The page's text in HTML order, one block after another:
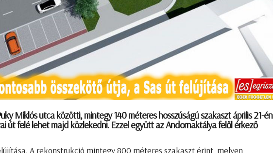
Miklós utca közötti, mintegy 140 méteres hosszúságú szakaszt április 21-én
út felé lehet majd közlekedni. Ezzel együtt az Andornaktálya felől érkező
A rekonstrukció mintegy 800 méteres szakaszt érint, melyen